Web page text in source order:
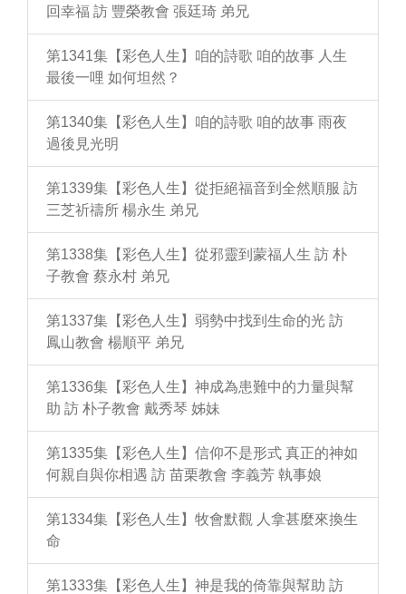
回幸福 訪 豐榮教會 張廷琦 弟兄
第1341集【彩色人生】咱的詩歌 咱的故事 人生
最後一哩 如何坦然？
第1340集【彩色人生】咱的詩歌 咱的故事 雨夜
過後見光明
第1339集【彩色人生】從拒絕福音到全然順服 訪
三芝祈禱所 楊永生 弟兄
第1338集【彩色人生】從邪靈到蒙福人生 訪 朴
子教會 蔡永村 弟兄
第1337集【彩色人生】弱勢中找到生命的光 訪
鳳山教會 楊順平 弟兄
第1336集【彩色人生】神成為患難中的力量與幫
助 訪 朴子教會 戴秀琴 姊妹
第1335集【彩色人生】信仰不是形式 真正的神如
何親自與你相遇 訪 苗栗教會 李義芳 執事娘
第1334集【彩色人生】牧會默觀 人拿甚麼來換生
命
第1333集【彩色人生】神是我的倚靠與幫助 訪